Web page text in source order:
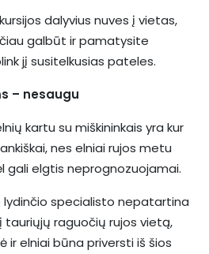
dalyvius nuves į vietas,
galbūt ir pamatysite
jį susitelkusias pateles.
– nesaugu
kartu su miškininkais yra kur
nes elniai rujos metu
gali elgtis neprognozuojamai.
lydinčio specialisto nepatartina
tauriųjų raguočių rujos vietą,
ir elniai būna priversti iš šios